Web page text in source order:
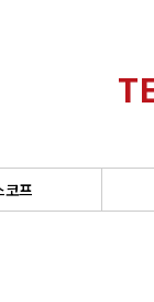
코프